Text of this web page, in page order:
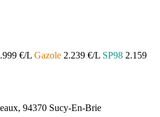
€/L Gazole 2.239 €/L SP98 2.159
94370 Sucy-En-Brie